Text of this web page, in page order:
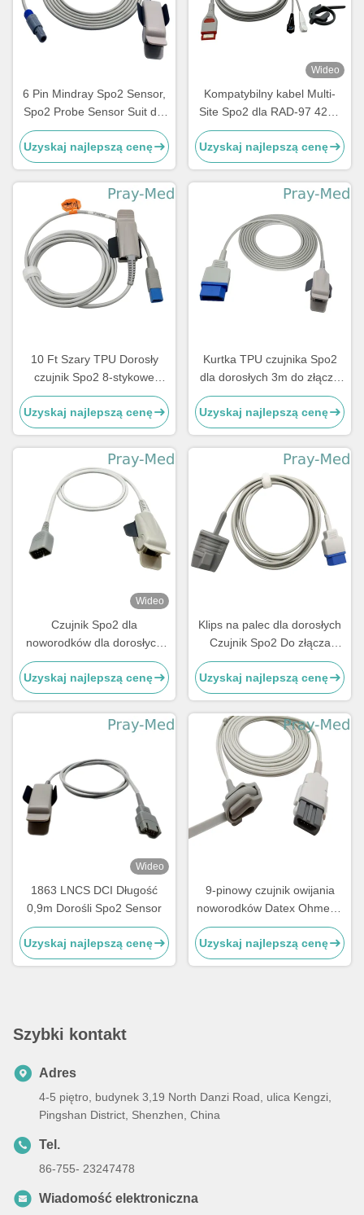
6 Pin Mindray Spo2 Sensor,
Spo2 Probe Sensor Suit dla
PM9000 / 8000 Kable 3m /
10ft TPU
Uzyskaj najlepszą cenę
Wideo
Kompatybilny kabel Multi-
Site Spo2 dla RAD-97 4253
Masi Red 20-pin Connector
Uzyskaj najlepszą cenę
10 Ft Szary TPU Dorosły
czujnik Spo2 8-stykowe
złącze męskie w kształcie
litery D
Uzyskaj najlepszą cenę
Kurtka TPU czujnika Spo2
dla dorosłych 3m do złącza
8-pinowego Northern
Meditec
Uzyskaj najlepszą cenę
Wideo
Czujnik Spo2 dla
noworodków dla dorosłych
do złącza 9-pinowego Nihon
Kohden DB
Uzyskaj najlepszą cenę
Klips na palec dla dorosłych
Czujnik Spo2 Do złącza
Northern Meditec 8-pin 3m
Uzyskaj najlepszą cenę
Wideo
1863 LNCS DCI Długość
0,9m Dorośli Spo2 Sensor
Uzyskaj najlepszą cenę
9-pinowy czujnik owijania
noworodków Datex Ohmeda
9-pinowa sonda TruSat
SpO2
Uzyskaj najlepszą cenę
Szybki kontakt
Adres
4-5 piętro, budynek 3,19 North Danzi Road, ulica Kengzi,
Pingshan District, Shenzhen, China
Tel.
86-755- 23247478
Wiadomość elektroniczna